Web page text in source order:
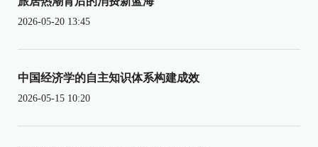
2026-05-20 13:45
中国经济学的自主知识体系构建成效
2026-05-15 10:20